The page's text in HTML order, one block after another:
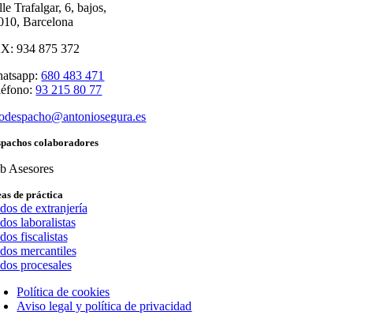
Trafalgar, 6, bajos,
Barcelona
934 875 372
680 483 471
93 215 80 77
colaboradores
Asesores
de práctica
de extranjería
laboralistas
fiscalistas
mercantiles
procesales
Política de cookies
Aviso legal y política de privacidad